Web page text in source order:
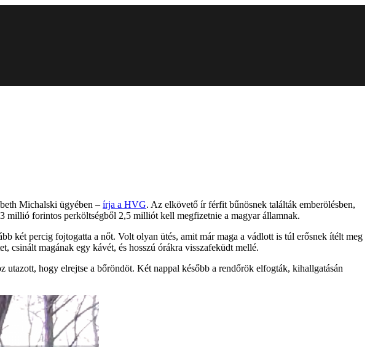
Michalski ügyében – írja a HVG. Az elkövető ír férfit bűnösnek találták emberölésben,
millió forintos perköltségből 2,5 milliót kell megfizetnie a magyar államnak.
két percig fojtogatta a nőt. Volt olyan ütés, amit már maga a vádlott is túl erősnek ítélt meg
csinált magának egy kávét, és hosszú órákra visszafeküdt mellé.
hogy elrejtse a bőröndöt. Két nappal később a rendőrök elfogták, kihallgatásán